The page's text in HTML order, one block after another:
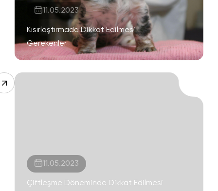
11.05.2023
Kısırlaştırmada Dikkat Edilmesi
Gerekenler
11.05.2023
Çiftleşme Döneminde Dikkat Edilmesi